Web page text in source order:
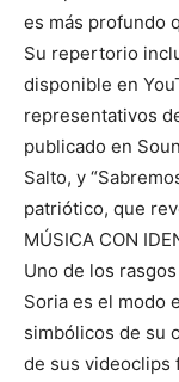
es más profundo
Su repertorio
disponible en
representativos
publicado en
Salto, y
patriótico, que
MÚSICA CON
Uno de los
Soria es el modo
simbólicos de su
de sus videoclips